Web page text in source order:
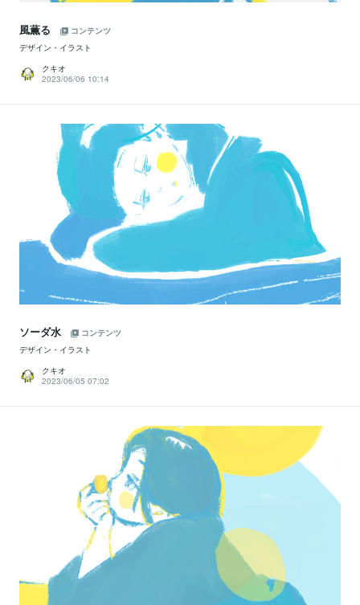
風薫る
コンテンツ
デザイン・イラスト
クキオ
2023/06/06 10:14
ソーダ水
コンテンツ
デザイン・イラスト
クキオ
2023/06/05 07:02